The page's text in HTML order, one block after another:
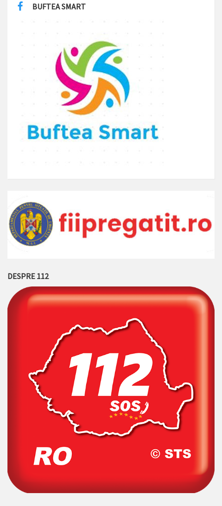
BUFTEA SMART
DESPRE 112